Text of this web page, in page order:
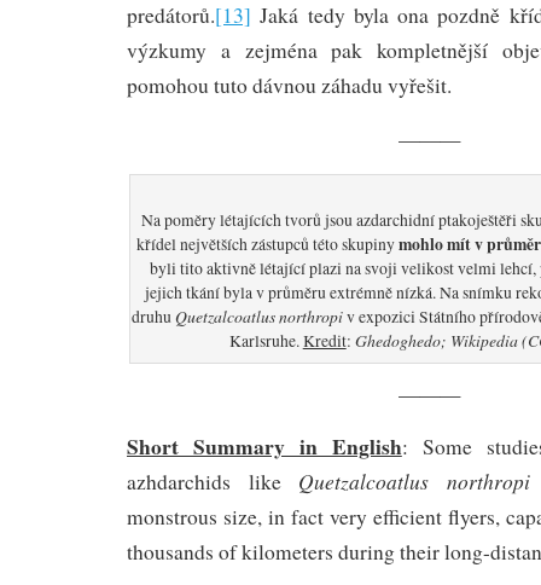
predátorů.[13] Jaká tedy byla ona pozdně
výzkumy a zejména pak kompletnější
pomohou tuto dávnou záhadu vyřešit.
———
Na poměry létajících tvorů jsou azdarchidní ptakoještěři
křídel největších zástupců této skupinymohlo mít v
byli tito aktivně létající plazi na svoji velikost velmi lehcí,
jejich tkání byla v průměru extrémně nízká. Na snímku
druhuQuetzalcoatlus northropiv expozici Státního
Karlsruhe.Kredit: Ghedoghedo; Wikipedia
———
Short Summary in English: Some
azhdarchids like Quetzalcoatlus northropi
monstrous size, in fact very efficient flyers,
thousands of kilometers during their long-